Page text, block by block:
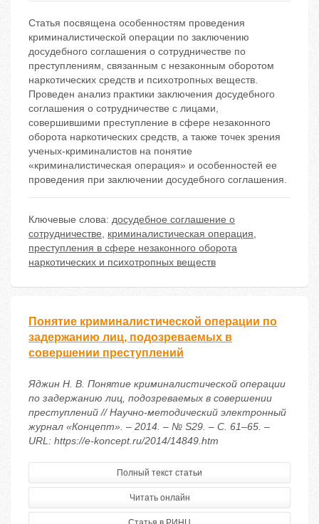
Статья посвящена особенностям проведения
криминалистической операции по заключению
досудебного соглашения о сотрудничестве по
преступлениям, связанным с незаконным оборотом
наркотических средств и психотропных веществ.
Проведен анализ практики заключения досудебного
соглашения о сотрудничестве с лицами,
совершившими преступление в сфере незаконного
оборота наркотических средств, а также точек зрения
ученых-криминалистов на понятие
«криминалистическая операция» и особенностей ее
проведения при заключении досудебного соглашения.
Ключевые слова: досудебное соглашение о
сотрудничестве, криминалистическая операция,
преступления в сфере незаконного оборота
наркотических и психотропных веществ
Понятие криминалистической операции по
задержанию лиц, подозреваемых в
совершении преступлений
Яджин Н. В. Понятие криминалистической операции
по задержанию лиц, подозреваемых в совершении
преступлений // Научно-методический электронный
журнал «Концепт». – 2014. – № S29. – С. 61–65. –
URL: https://e-koncept.ru/2014/14849.htm
Полный текст статьи
Читать онлайн